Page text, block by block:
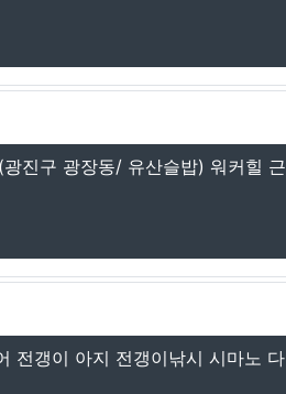
진구 광장동/ 유산슬밥) 워커힐 근
전갱이 아지 전갱이낚시 시마노 다